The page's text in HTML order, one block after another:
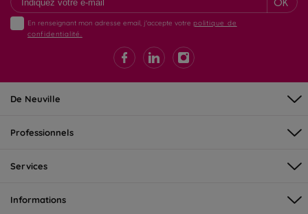
En renseignant mon adresse email, j'accepte votre politique de
confidentialité.
De Neuville
Professionnels
Services
Informations